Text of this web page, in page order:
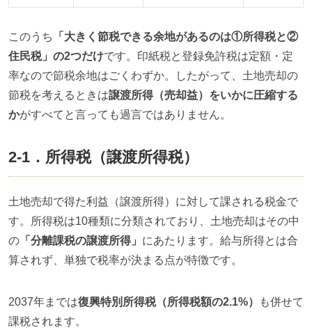
このうち
「大きく節税できる余地があるのは①所得税と②
住民税」の2つだけです。印紙税と登録免許税は定額・定
率なので節税余地はごくわずか。したがって、土地売却の
節税を考えるときは譲渡所得（売却益）をいかに圧縮する
かがすべてと言っても過言ではありません。
2-1．所得税（譲渡所得税）
土地売却で得た利益（譲渡所得）に対して課される税金で
す。所得税は10種類に分類されており、土地売却はその中
の 「分離課税の譲渡所得」 にあたります。給与所得とは合
算されず、単独で税率が決まる点が特徴です。
2037年までは復興特別所得税（所得税額の2.1%）
も併せて
課税されます。